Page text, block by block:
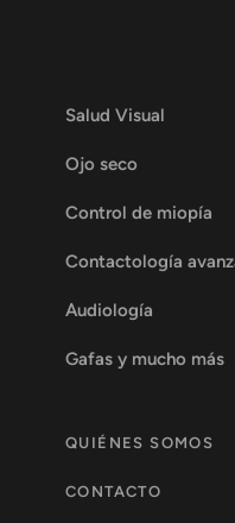
Salud Visual
Ojo seco
Control de miopía
Contactología
Audiología
Gafas y mucho más
QUIÉNES SOMOS
CONTACTO